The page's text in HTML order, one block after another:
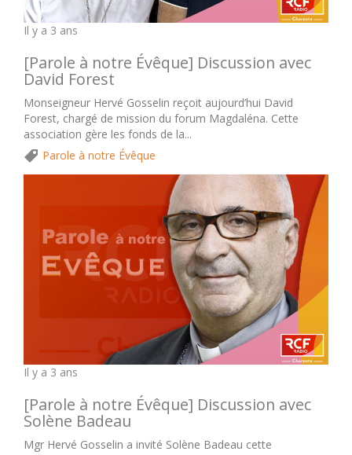
Il y a 3 ans
[Parole à notre Évêque] Discussion avec
David Forest
Monseigneur Hervé Gosselin reçoit aujourd’hui David
Forest, chargé de mission du forum Magdaléna. Cette
association gère les fonds de la...
Parole à notre Évêque
Il y a 3 ans
[Parole à notre Évêque] Discussion avec
Solène Badeau
Mgr Hervé Gosselin a invité Solène Badeau cette